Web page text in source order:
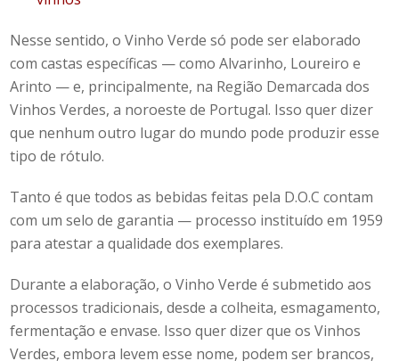
Nesse sentido, o Vinho Verde só pode ser elaborado
com castas específicas — como Alvarinho, Loureiro e
Arinto — e, principalmente, na Região Demarcada dos
Vinhos Verdes, a noroeste de Portugal. Isso quer dizer
que nenhum outro lugar do mundo pode produzir esse
tipo de rótulo.
Tanto é que todos as bebidas feitas pela D.O.C contam
com um selo de garantia — processo instituído em 1959
para atestar a qualidade dos exemplares.
Durante a elaboração, o Vinho Verde é submetido aos
processos tradicionais, desde a colheita, esmagamento,
fermentação e envase. Isso quer dizer que os Vinhos
Verdes, embora levem esse nome, podem ser brancos,